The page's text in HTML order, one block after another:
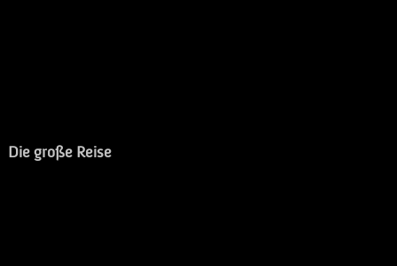
Die große Reise